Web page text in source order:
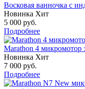
Восковая ванночка с
Новинка Хит
5 000 руб.
Подробнее
Marathon 4 микромотор
Новинка Хит
7 000 руб.
Подробнее